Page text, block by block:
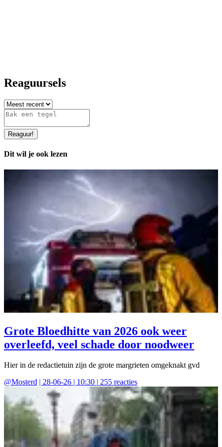
Reaguursels
Reaguur!
Dit wil je ook lezen
Grote Bloedhitte van 2026 ook weer
overleefd, veel schade door noodweer
Hier in de redactietuin zijn de grote margrieten omgeknakt gvd
@Mosterd | 28-06-26 | 10:30 | 255 reacties